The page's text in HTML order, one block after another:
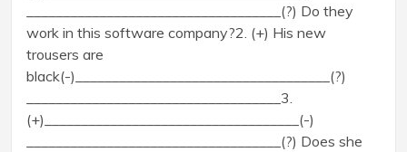
___________________________________(?) Do they
work in this software company?2. (+) His new
trousers are
black(-)___________________________________(?)
___________________________________3.
(+)___________________________________(-)
___________________________________(?) Does she